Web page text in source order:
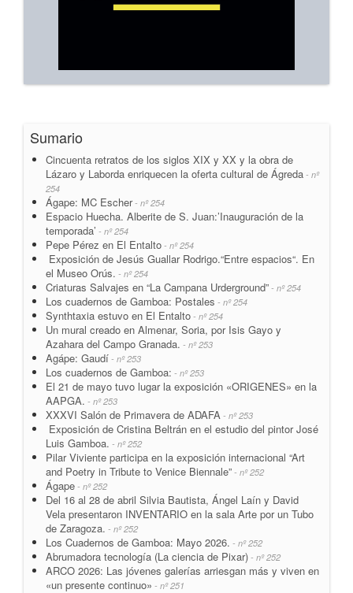
Sumario
Cincuenta retratos de los siglos XIX y XX y la obra de
Lázaro y Laborda enriquecen la oferta cultural de Ágreda - nº
254
Ágape: MC Escher- nº 254
Espacio Huecha. Alberite de S. Juan:’Inauguración de la
temporada’ - nº 254
Pepe Pérez en El Entalto - nº 254
Exposición de Jesús Guallar Rodrigo.“Entre espacios“. En
el Museo Orús. - nº 254
Criaturas Salvajes en “La Campana Urderground” - nº 254
Los cuadernos de Gamboa: Postales - nº 254
Synthtaxia estuvo en El Entalto - nº 254
Un mural creado en Almenar, Soria, por Isis Gayo y
Azahara del Campo Granada. - nº 253
Agápe: Gaudí - nº 253
Los cuadernos de Gamboa: - nº 253
El 21 de mayo tuvo lugar la exposición «ORIGENES» en la
AAPGA. - nº 253
XXXVI Salón de Primavera de ADAFA - nº 253
Exposición de Cristina Beltrán en el estudio del pintor José
Luis Gamboa. - nº 252
Pilar Viviente participa en la exposición internacional “Art
and Poetry in Tribute to Venice Biennale” - nº 252
Ágape - nº 252
Del 16 al 28 de abril Silvia Bautista, Ángel Laín y David
Vela presentaron INVENTARIO en la sala Arte por un Tubo
de Zaragoza. - nº 252
Los Cuadernos de Gamboa: Mayo 2026. - nº 252
Abrumadora tecnología (La ciencia de Pixar) - nº 252
ARCO 2026: Las jóvenes galerías arriesgan más y viven en
«un presente continuo» - nº 251